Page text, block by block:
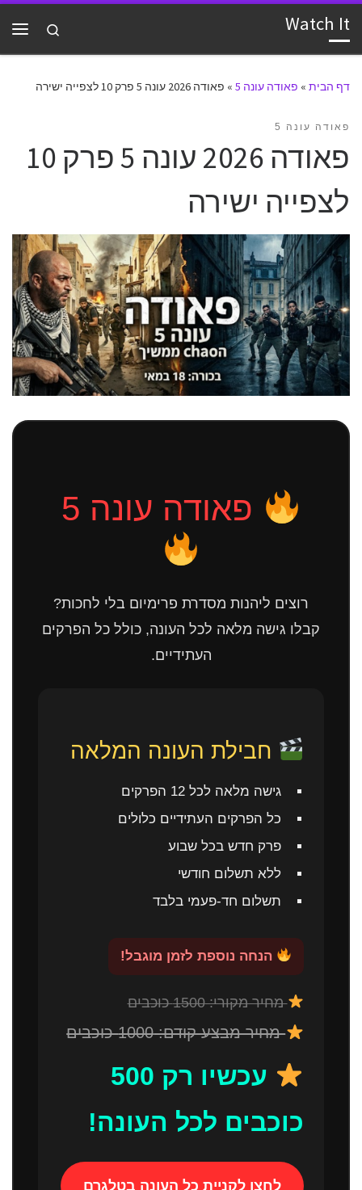
דלג לתוכן Watch It
Search
דף הבית » פאודה עונה 5 » פאודה 2026 עונה 5 פרק 10 לצפייה ישירה
פאודה עונה 5
פאודה 2026 עונה 5 פרק 10
לצפייה ישירה
פאודה עונה 5
רוצים ליהנות מסדרת פרימיום בלי לחכות?
קבלו גישה מלאה לכל העונה, כולל כל הפרקים
העתידיים.
חבילת העונה המלאה
גישה מלאה לכל 12 הפרקים
כל הפרקים העתידיים כלולים
פרק חדש בכל שבוע
ללא תשלום חודשי
תשלום חד-פעמי בלבד
הנחה נוספת לזמן מוגבל!
מחיר מקורי: 1500 כוכבים
מחיר מבצע קודם: 1000 כוכבים
עכשיו רק 500
כוכבים לכל העונה!
לחצו לקניית כל העונה בטלגרם